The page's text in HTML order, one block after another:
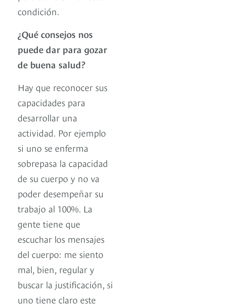
condición.
¿Qué consejos nos
puede dar para gozar
de buena salud?
Hay que reconocer sus
capacidades para
desarrollar una
actividad. Por ejemplo
si uno se enferma
sobrepasa la capacidad
de su cuerpo y no va
poder desempeñar su
trabajo al 100%. La
gente tiene que
escuchar los mensajes
del cuerpo: me siento
mal, bien, regular y
buscar la justificación, si
uno tiene claro este